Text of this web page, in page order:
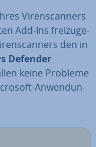
Vi­ren­scan­ners
Add-Ins frei­zu­ge­
den in
Defender
keine Probleme
An­wen­dun­